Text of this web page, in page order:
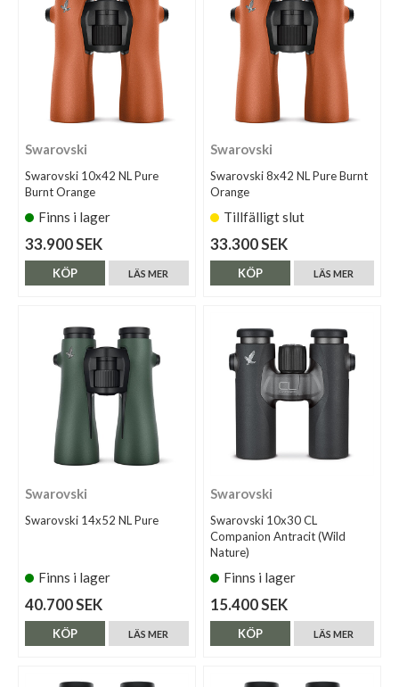
Swarovski
Swarovski 10x42 NL Pure
Burnt Orange
Finns i lager
33.900 SEK
LÄS MER
KÖP
Swarovski
Swarovski 8x42 NL Pure Burnt
Orange
Tillfälligt slut
33.300 SEK
LÄS MER
KÖP
Swarovski
Swarovski 14x52 NL Pure
Finns i lager
40.700 SEK
LÄS MER
KÖP
Swarovski
Swarovski 10x30 CL
Companion Antracit (Wild
Nature)
Finns i lager
15.400 SEK
LÄS MER
KÖP